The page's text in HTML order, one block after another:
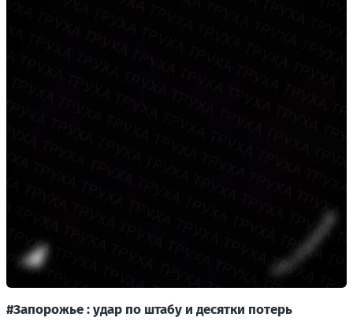
#Запорожье : удар по штабу и десятки потерь